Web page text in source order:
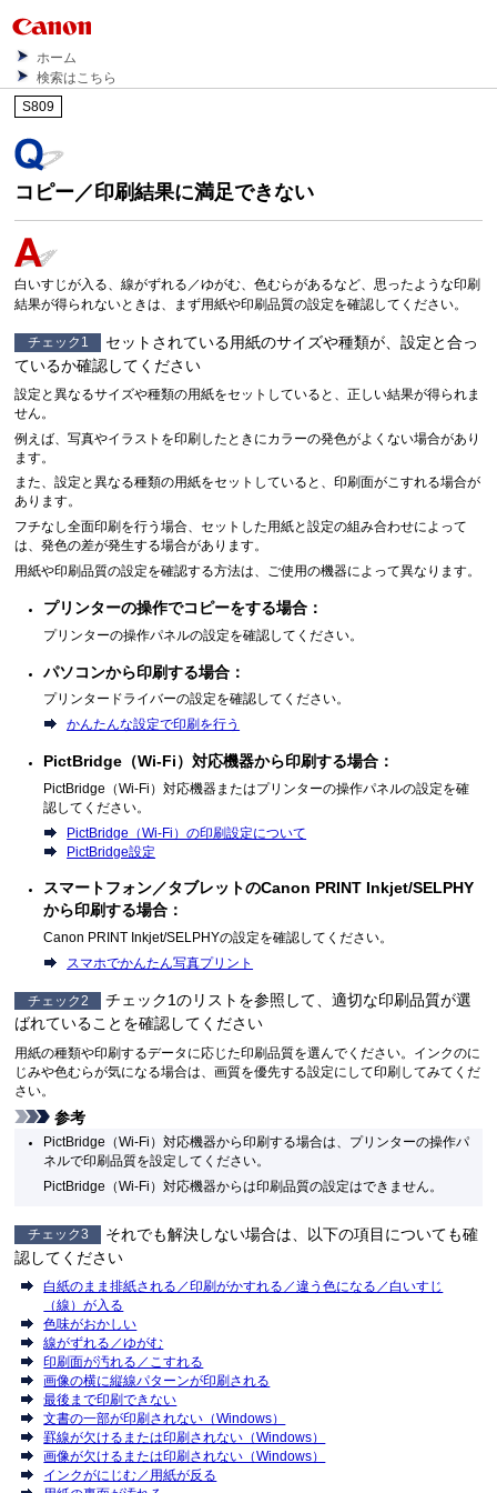
ホーム
検索はこちら
S809
コピー／印刷結果に満足できない
白いすじが入る、線がずれる／ゆがむ、色むらがあるなど、思ったような印刷
結果が得られないときは、まず用紙や印刷品質の設定を確認してください。
チェック1
セットされている用紙のサイズや種類が、設定と合っ
ているか確認してください
設定と異なるサイズや種類の用紙をセットしていると、正しい結果が得られま
せん。
例えば、写真やイラストを印刷したときにカラーの発色がよくない場合があり
ます。
また、設定と異なる種類の用紙をセットしていると、印刷面がこすれる場合が
あります。
フチなし全面印刷を行う場合、セットした用紙と設定の組み合わせによって
は、発色の差が発生する場合があります。
用紙や印刷品質の設定を確認する方法は、ご使用の機器によって異なります。
プリンターの操作でコピーをする場合：
プリンターの操作パネルの設定を確認してください。
パソコンから印刷する場合：
プリンタードライバーの設定を確認してください。
かんたんな設定で印刷を行う
PictBridge（Wi-Fi）対応機器から印刷する場合：
PictBridge（Wi-Fi）対応機器またはプリンターの操作パネルの設定を確
認してください。
PictBridge（Wi-Fi）の印刷設定について
PictBridge設定
スマートフォン／タブレットのCanon PRINT Inkjet/SELPHY
から印刷する場合：
Canon PRINT Inkjet/SELPHYの設定を確認してください。
スマホでかんたん写真プリント
チェック2
チェック1のリストを参照して、適切な印刷品質が選
ばれていることを確認してください
用紙の種類や印刷するデータに応じた印刷品質を選んでください。 インクのに
じみや色むらが気になる場合は、画質を優先する設定にして印刷してみてくだ
さい。
参考
PictBridge（Wi-Fi）対応機器から印刷する場合は、プリンターの操作パ
ネルで印刷品質を設定してください。
PictBridge（Wi-Fi）対応機器からは印刷品質の設定はできません。
チェック3
それでも解決しない場合は、以下の項目についても確
認してください
白紙のまま排紙される／印刷がかすれる／違う色になる／白いすじ
（線）が入る
色味がおかしい
線がずれる／ゆがむ
印刷面が汚れる／こすれる
画像の横に縦線パターンが印刷される
最後まで印刷できない
文書の一部が印刷されない（Windows）
罫線が欠けるまたは印刷されない（Windows）
画像が欠けるまたは印刷されない（Windows）
インクがにじむ／用紙が反る